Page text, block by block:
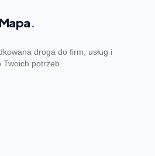
.
droga do firm, usług i
potrzeb.